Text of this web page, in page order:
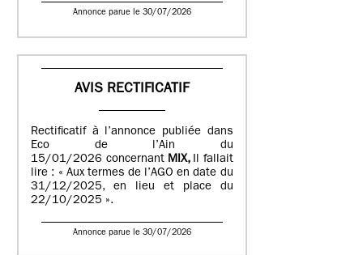
Annonce parue le 30/07/2026
AVIS RECTIFICATIF
Rectificatif à l’annonce publiée dans
Eco de l’Ain du
15/01/2026 concernant MIX, Il fallait
lire : « Aux termes de l’AGO en date du
31/12/2025, en lieu et place du
22/10/2025 ».
Annonce parue le 30/07/2026